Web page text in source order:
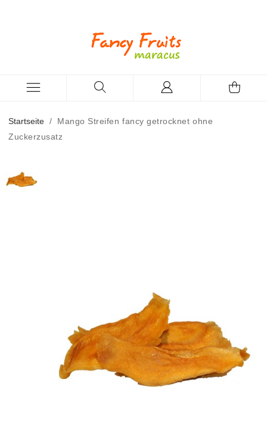
Startseite / Mango Streifen fancy getrocknet ohne
Zuckerzusatz